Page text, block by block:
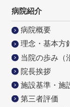
病院紹介
病院概要
理念・基本方
当院の歩み（
院長挨拶
施設基準・施
第三者評価